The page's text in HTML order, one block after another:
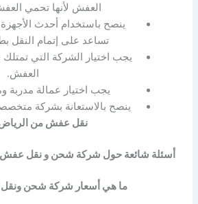
العفش لأنها تحمي
ينصح باستخدام أحدث الأجهزة
تساعد على إتمام النقل
يجب اختيار الشركة التي
العفش.
يجب اختيار عمالة مدربة
ينصح بالاستعانة بشركة
نقل عفش من
أسئلة شائعة حول شركة شحن و نقل عفش
ما هي أسعار شركة شحن